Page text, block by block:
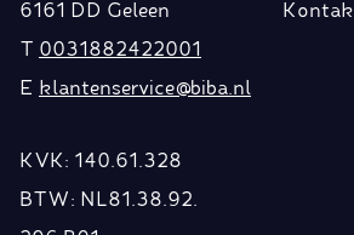
6161 DD Geleen
0031882422001
E klantenservice@biba.nl
KVK: 140.61.328
BTW: NL81.38.92.